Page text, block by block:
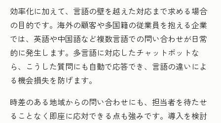
効率化に加えて、言語の壁を越えた対応まで求める場合
の目的です。海外の顧客や多国籍の従業員を抱える企業
では、英語や中国語など複数言語での問い合わせが日常
的に発生します。多言語に対応したチャットボットな
ら、こうした質問にも自動で応答でき、言語の違いによ
る機会損失を防げます。
時差のある地域からの問い合わせにも、担当者を待たせ
ることなく即座に応対できる点も強みです。導入を検討